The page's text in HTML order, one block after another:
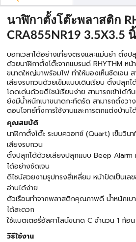
นาฬิกาตั้งโต๊ะพลาสติก
CRA855NR19 3.5X3.5
บอกเวลาได้อย่างเที่ยงตรงและแม่นยำ ตั้งป
ด้วยนาฬิกาตั้งโต๊ะจากแบรนด์ RHYTHM หน้
ขนาดใหญ่มาพร้อมไฟ ทำให้มองเห็นชัดเจน ส
เสียงรบกวนด้วยเข็มแบบเดินเรียบ ตั้งปลุก
โดดเด่นด้วยดีไซน์เรียบง่าย สามารถเข้าได้
ยังมีน้ำหนักเบาขนาดกะทัดรัด สามารถตั้งวา
ตอบโจทย์ทั้งการใช้งานและการตกแต่งบ้าน
คุณสมบัติ
นาฬิกาตั้งโต๊ะ ระบบควอทซ์ (Quart) เข็มวินา
เสียงรบกวน
ตั้งปลุกได้ด้วยเสียงปลุกแบบ Beep Alarm
ได้อย่างชัดเจน
ดีไซน์สวยงามรูปทรงสี่เหลี่ยม หน้าปัดเป็นเล
อ่านได้ง่าย
ตัวเรือนทำจากพลาสติกคุณภาพดี น้ำหนักเบ
ได้สะดวก
ใช้แบตเตอรี่อัลคาไลน์ขนาด C จำนวน 1 ก้อน
วิธีใช้งาน